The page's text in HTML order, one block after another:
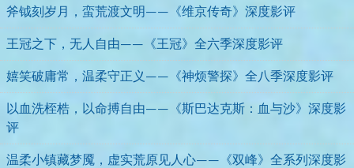
斧钺刻岁月，蛮荒渡文明——《维京传奇》深度影评
王冠之下，无人自由——《王冠》全六季深度影评
嬉笑破庸常，温柔守正义——《神烦警探》全八季深度影评
以血洗桎梏，以命搏自由——《斯巴达克斯：血与沙》深度影
评
温柔小镇藏梦魇，虚实荒原见人心——《双峰》全系列深度影